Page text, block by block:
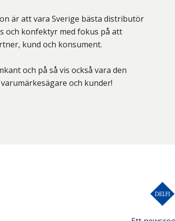
är att vara Sverige bästa distributör
och konfektyr med fokus på att
kund och konsument.
och på så vis också vara den
och kunder!